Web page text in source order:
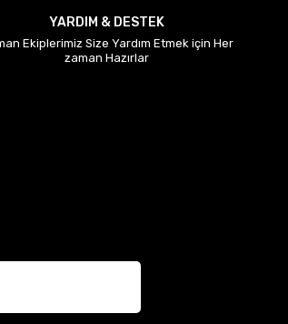
YARDIM & DESTEK
Ekiplerimiz Size Yardım Etmek için Her
zaman Hazırlar